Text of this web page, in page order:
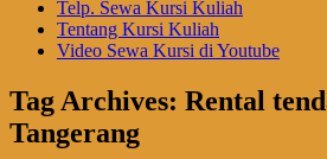
Telp. Sewa Kursi Kuliah
Tentang Kursi Kuliah
Video Sewa Kursi di Youtube
Tag Archives: Rental
Tangerang